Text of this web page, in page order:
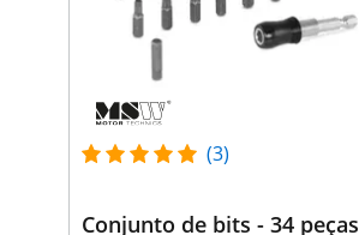
(3)
Conjunto de bits - 34 peças